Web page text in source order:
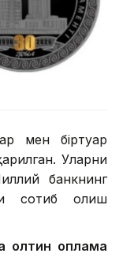
мен біртуар
Уларни
банкнинг
сотиб олиш
олтин қоплама